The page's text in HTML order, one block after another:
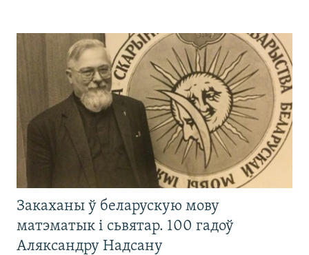
Закаханы ў беларускую мову
матэматык і сьвятар. 100 гадоў
Аляксандру Надсану